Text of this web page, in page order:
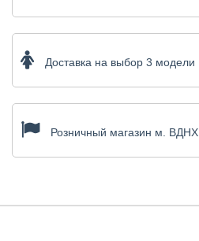
Доставка на выбор 3 модели
Розничный магазин м. ВДНХ